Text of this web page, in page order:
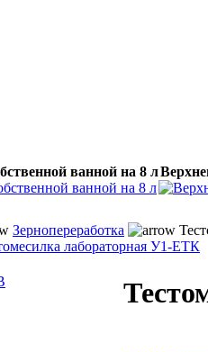
ванной на 8 л
Зернопереработка
лабораторная У1-ЕТК